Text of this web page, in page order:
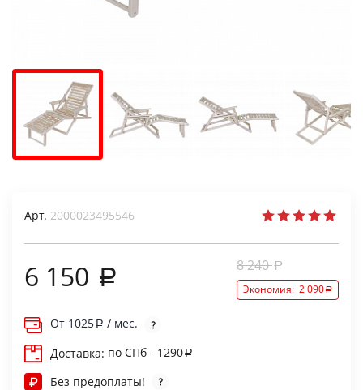
Арт. 2000023495546
6 150 8 240
Экономия: 2 090
От 1025
/ мес.
Доставка: по СПб - 1290
Без предоплаты!